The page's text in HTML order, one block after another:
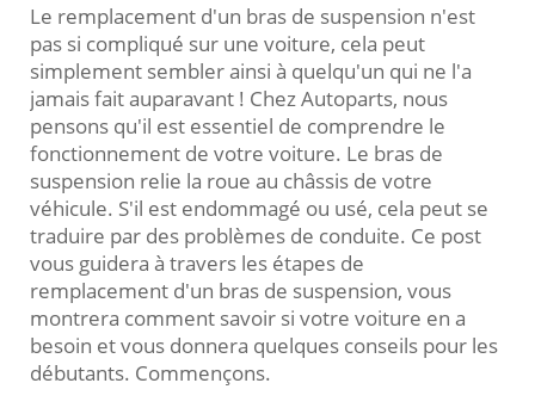
Le remplacement d'un bras de suspension n'est
pas si compliqué sur une voiture, cela peut
simplement sembler ainsi à quelqu'un qui ne l'a
jamais fait auparavant ! Chez Autoparts, nous
pensons qu'il est essentiel de comprendre le
fonctionnement de votre voiture. Le bras de
suspension relie la roue au châssis de votre
véhicule. S'il est endommagé ou usé, cela peut se
traduire par des problèmes de conduite. Ce post
vous guidera à travers les étapes de
remplacement d'un bras de suspension, vous
montrera comment savoir si votre voiture en a
besoin et vous donnera quelques conseils pour les
débutants. Commençons.